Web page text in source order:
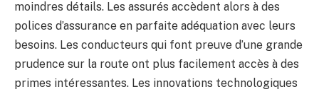
moindres détails. Les assurés accèdent alors à des
polices d’assurance en parfaite adéquation avec leurs
besoins. Les conducteurs qui font preuve d’une grande
prudence sur la route ont plus facilement accès à des
primes intéressantes. Les innovations technologiques